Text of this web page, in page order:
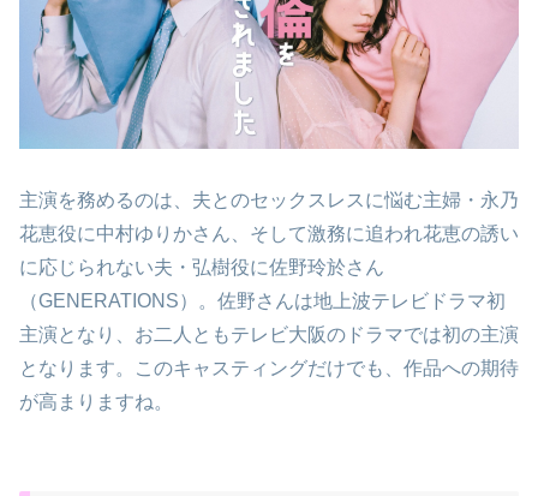
主演を務めるのは、夫とのセックスレスに悩む主婦・永乃
花恵役に中村ゆりかさん、そして激務に追われ花恵の誘い
に応じられない夫・弘樹役に佐野玲於さん
（GENERATIONS）。佐野さんは地上波テレビドラマ初
主演となり、お二人ともテレビ大阪のドラマでは初の主演
となります。このキャスティングだけでも、作品への期待
が高まりますね。